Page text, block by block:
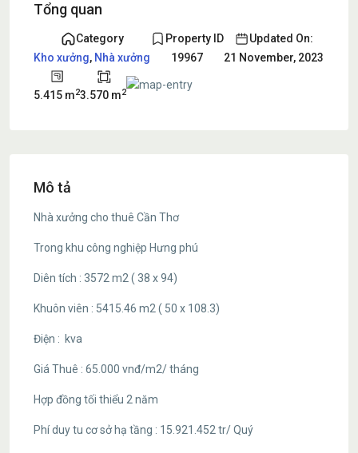
Tổng quan
Category
Kho xưởng, Nhà xưởng
Property ID
19967
Updated On:
21 November, 2023
5.415 m23.570 m2
Mô tả
Nhà xưởng cho thuê Cần Thơ
Trong khu công nghiệp Hưng phú
Diên tích : 3572 m2 ( 38 x 94)
Khuôn viên : 5415.46 m2 ( 50 x 108.3)
Điện : kva
Giá Thuê : 65.000 vnđ/m2/ tháng
Hợp đồng tối thiểu 2 năm
Phí duy tu cơ sở hạ tầng : 15.921.452 tr/ Quý